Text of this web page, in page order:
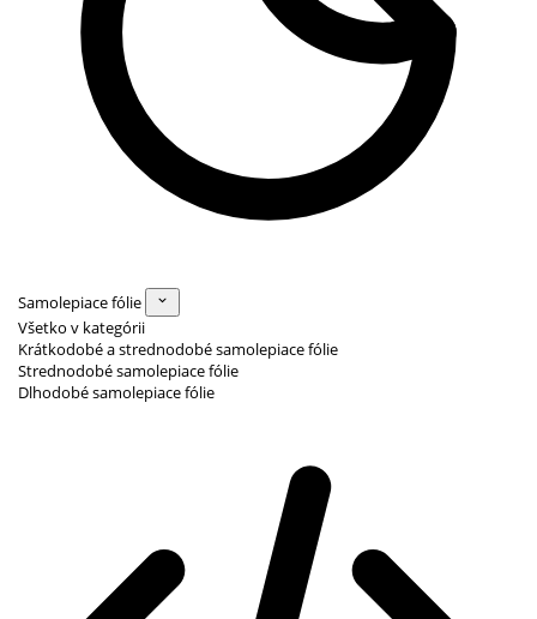
Samolepiace fólie
Všetko v kategórii
Krátkodobé a strednodobé samolepiace fólie
Strednodobé samolepiace fólie
Dlhodobé samolepiace fólie